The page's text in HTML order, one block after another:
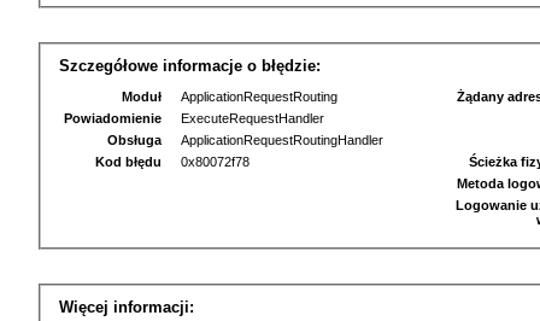
Szczegółowe informacje o błędzie:
Moduł
ApplicationRequestRouting
Powiadomienie
ExecuteRequestHandler
Obsługa
ApplicationRequestRoutingHandler
Kod błędu
0x80072f78
Żądany
Ścieżka
Metoda
Logowanie
Więcej informacji: